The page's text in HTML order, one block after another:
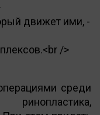
движет ими, -
/>
среди